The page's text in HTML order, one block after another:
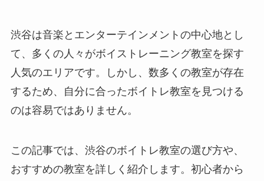
渋谷は音楽とエンターテインメントの中心地とし
て、多くの人々がボイストレーニング教室を探す
人気のエリアです。しかし、数多くの教室が存在
するため、自分に合ったボイトレ教室を見つける
のは容易ではありません。
この記事では、渋谷のボイトレ教室の選び方や、
おすすめの教室を詳しく紹介します。初心者から